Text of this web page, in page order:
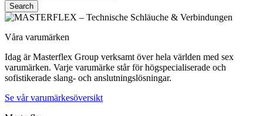
Search
Våra varumärken
Idag är Masterflex Group verksamt över hela världen med sex
varumärken. Varje varumärke står för högspecialiserade och
sofistikerade slang- och anslutningslösningar.
Se vår varumärkesöversikt